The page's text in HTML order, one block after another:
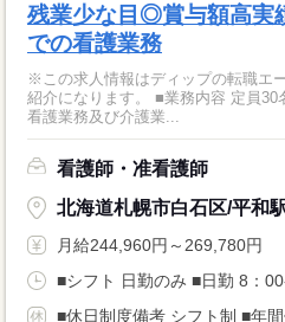
残業少な目◎賞与額高実
での看護業務
※この求人情報はディップの転職エ
紹介になります。 ■業務内容 定員30
看護業務及び介護業...
看護師・准看護師
北海道札幌市白石区/平和
月給244,960円～269,780円
■シフト 日勤のみ ■日勤 8：
■休日制度備考 シフト制 ■年間